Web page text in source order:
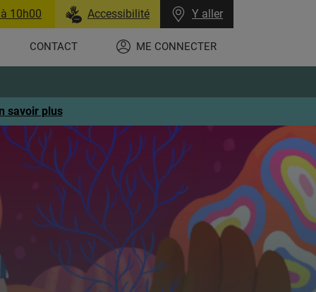
10h00 Accessibilité Y aller
CONTACT ME CONNECTER
savoir plus